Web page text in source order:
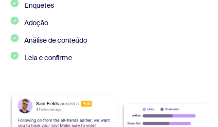
Enquetes
Adoção
Análise de conteúdo
Leia e confirme